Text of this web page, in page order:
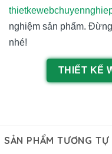
nghiệm sản phẩm.
nhé!
THIẾT KẾ
SẢN PHẨM TƯƠNG TỰ